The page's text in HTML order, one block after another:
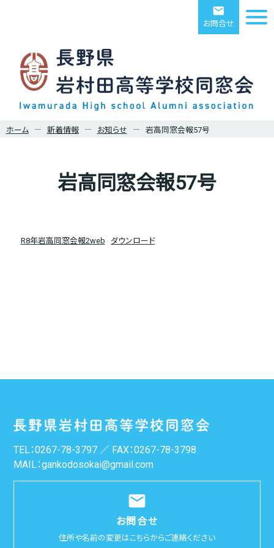
email
お問合せ
ホーム 新着情報 お知らせ 岩高同窓会報57号
岩高同窓会報57号
R8年岩高同窓会報2web ダウンロード
TEL：0267-78-3797 ／ FAX：0267-78-3798
MAIL：gankodosokai@gmail.com
email
お問合せ
住所や名前の変更はこちらからご連絡ください